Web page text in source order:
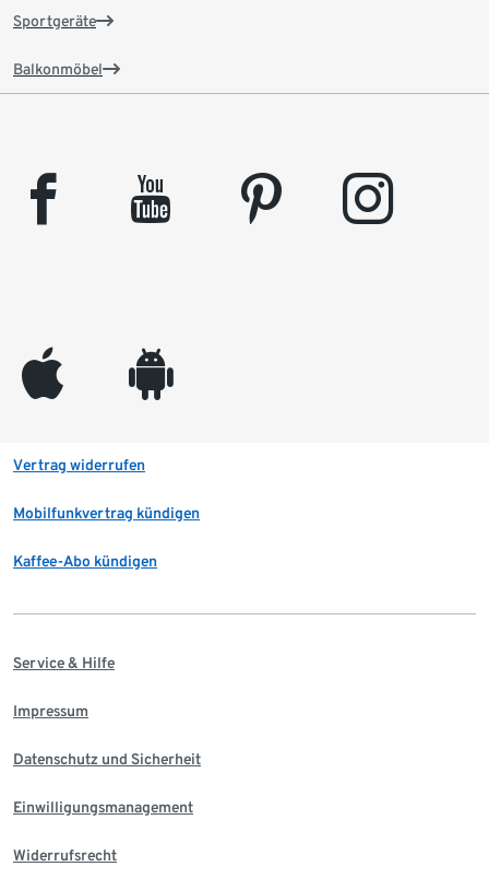
Sportgeräte
Balkonmöbel
facebook youtube pinterest instagram
appleinc android
Vertrag widerrufen
Mobilfunkvertrag kündigen
Kaffee-Abo kündigen
Service & Hilfe
Impressum
Datenschutz und Sicherheit
Einwilligungsmanagement
Widerrufsrecht